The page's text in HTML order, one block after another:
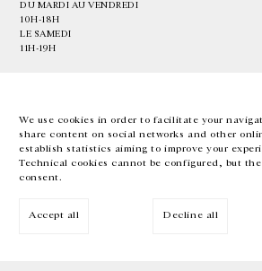
We use cookies in order to facilitate your
share content on social networks and other
establish statistics aiming to improve your
Technical cookies cannot be configured, but
consent.
Accept all Decline all
DU MARDI AU VENDREDI
10H-18H
LE SAMEDI
11H-19H
EN FR 中文 Facebook Instagram
Inscrivez-vous à notre newsletter